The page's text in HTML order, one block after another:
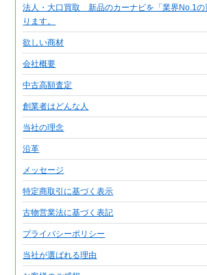
法人・大口買取 新品のカーナビを「業界No.1の
ります。
欲しい商材
会社概要
中古高額査定
創業者はどんな人
当社の理念
沿革
メッセージ
特定商取引に基づく表示
古物営業法に基づく表記
プライバシーポリシー
当社が選ばれる理由